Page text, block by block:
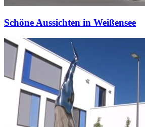
Schöne Aussichten in Weißensee